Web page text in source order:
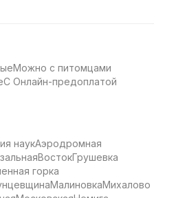
Можно с питомцами
С Онлайн-предоплатой
наукАэродромная
ВостокГрушевка
горка
МалиновкаМихалово